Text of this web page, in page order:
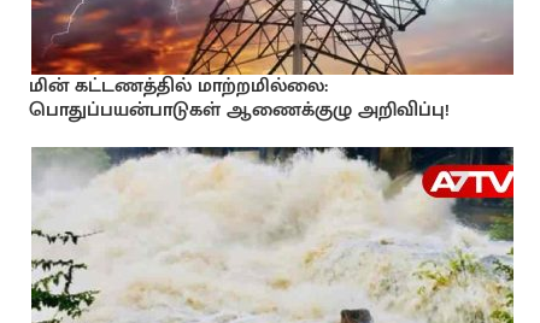
மின் கட்டணத்தில் மாற்றமில்லை:
பொதுப்பயன்பாடுகள் ஆணைக்குழு அறிவிப்பு!